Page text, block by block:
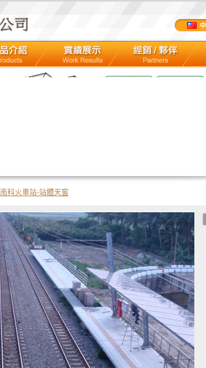
南科火車站-站體天窗